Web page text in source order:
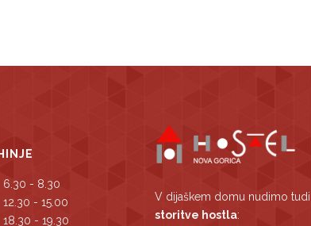
6.30 - 8.30
12.30 - 15.00
18.30 - 19.30
V dijaškem domu nudimo tudi
storitve hostla: